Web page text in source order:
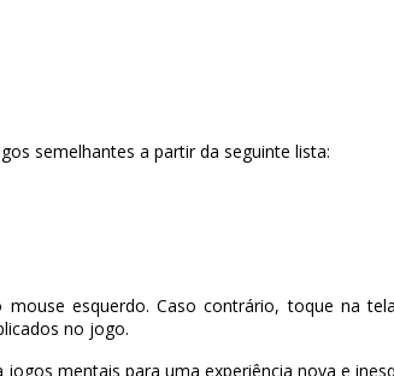
semelhantes a partir da seguinte lista:
esquerdo. Caso contrário, toque na
no jogo.
mentais para uma experiência nova e